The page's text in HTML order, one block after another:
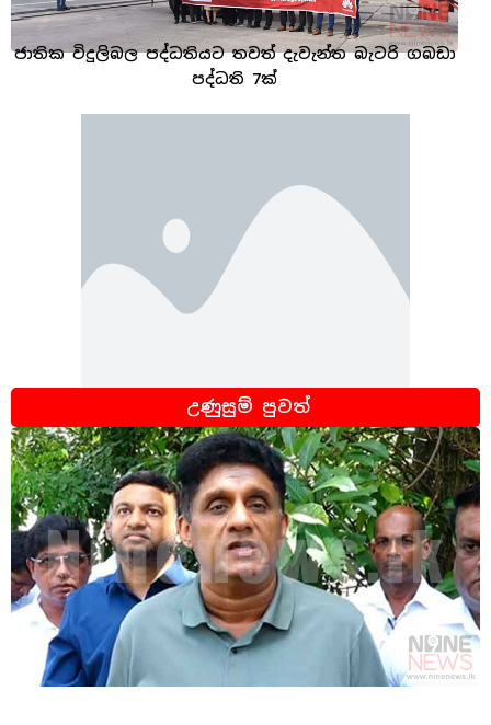
ජාතික විදුලිබල පද්ධතියට තවත් දැවැන්ත බැටරි ගබඩා
පද්ධති 7ක්
උණුසුම් පුවත්